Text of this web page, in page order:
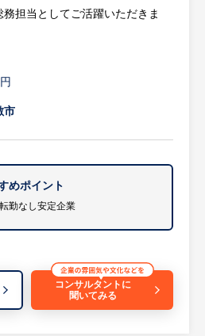
しており、欧米やアジアなど海
展開も加速させるなど、将来に向
ションは、ただのシステム保守に
、同社のITインフラ全体を強固に
ての採用です。サーバー・ネット
実施まで、自らの裁量で社内IT
プアップできる魅力があります。
山本社であり、転勤はありませ
務担当としてご活躍いただきま
の推進：勤怠管理、給与計算、社
き、および法改正に伴う就業規
持、社内設備や備品・消耗品の選
管理
手続きの運営：会社行事の企
成支援と受付対応：採用活動の事
、若手向け福利厚生の手続き、お
話応対
市
めポイント
勤なし安定企業
コンサルタントに
聞いてみる